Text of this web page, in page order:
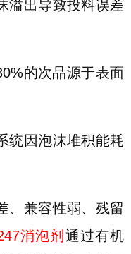
溢出导致投料误差
的次品源于表面
统因泡沫堆积能耗
、兼容性弱、残留
消泡剂 通过有机